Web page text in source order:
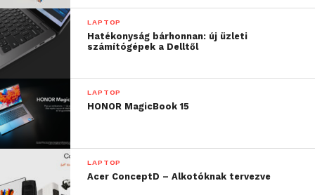
LAPTOP
Hatékonyság bárhonnan: új üzleti
számítógépek a Delltől
LAPTOP
HONOR MagicBook 15
LAPTOP
Acer ConceptD – Alkotóknak tervezve